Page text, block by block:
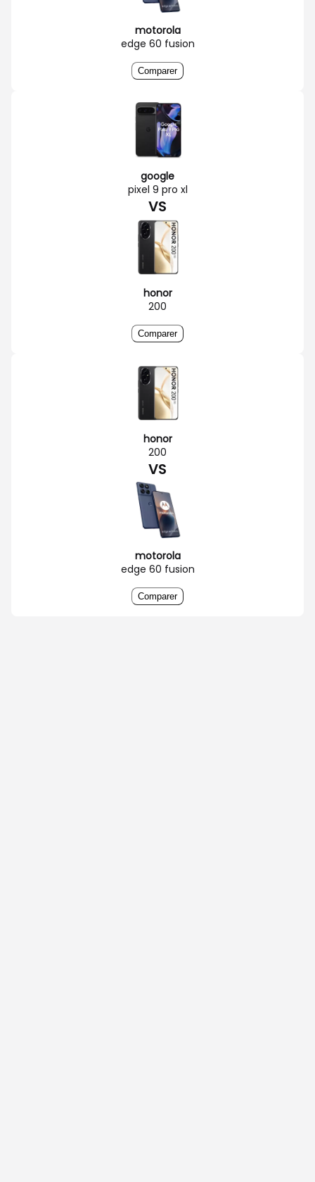
motorola
edge 60 fusion
Comparer
google
pixel 9 pro xl
VS
honor
200
Comparer
honor
200
VS
motorola
edge 60 fusion
Comparer